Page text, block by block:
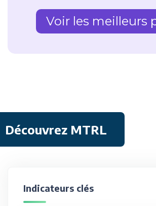
Voir les meilleurs
Découvrez MTRL
Indicateurs clés